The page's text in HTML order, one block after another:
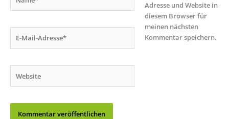
Mail-
Adresse und Website in
diesem Browser für
meinen nächsten
Kommentar speichern.